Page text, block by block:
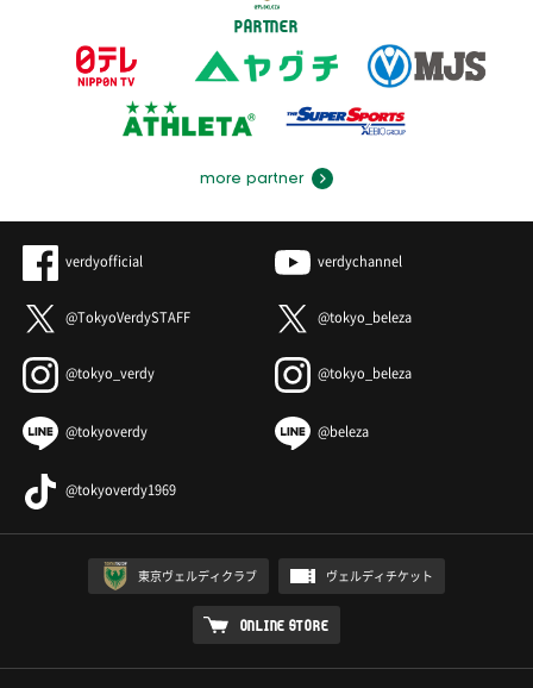
PARTNER
more partner
verdyofficial verdychannel
@TokyoVerdySTAFF @tokyo_beleza
@tokyo_verdy @tokyo_beleza
@tokyoverdy @beleza
@tokyoverdy1969
東京ヴェルディクラブ ヴェルディチケット
ONLINE STORE